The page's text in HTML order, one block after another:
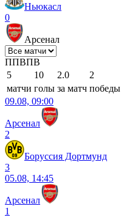
Ньюкасл
0
Арсенал
ППВПВ
5
10 2.0 2
матчи голы за матч победы
09.08, 09:00
Арсенал
2
Боруссия Дортмунд
3
05.08, 14:45
Арсенал
1